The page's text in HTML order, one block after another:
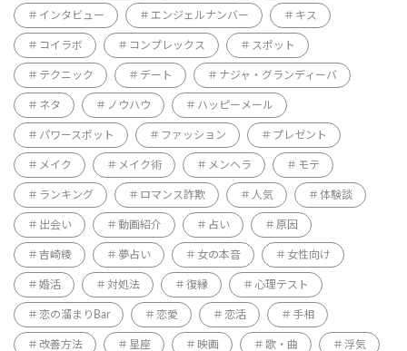
インタビュー エンジェルナンバー キス
コイラボ コンプレックス スポット
テクニック デート ナジャ・グランディーバ
ネタ ノウハウ ハッピーメール
パワースポット ファッション プレゼント
メイク メイク術 メンヘラ モテ
ランキング ロマンス詐欺 人気 体験談
出会い 動画紹介 占い 原因
吉崎綾 夢占い 女の本音 女性向け
婚活 対処法 復縁 心理テスト
恋の溜まりBar 恋愛 恋活 手相
改善方法 星座 映画 歌・曲 浮気